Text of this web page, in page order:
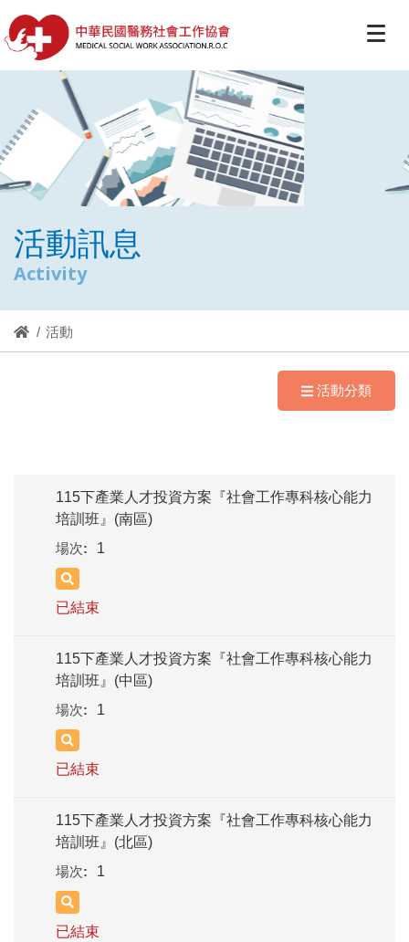
活動訊息
Activity
活動
活動分類
115下產業人才投資方案『社會工作專科核心能力
培訓班』(南區)
1
已結束
115下產業人才投資方案『社會工作專科核心能力
培訓班』(中區)
1
已結束
115下產業人才投資方案『社會工作專科核心能力
培訓班』(北區)
1
已結束